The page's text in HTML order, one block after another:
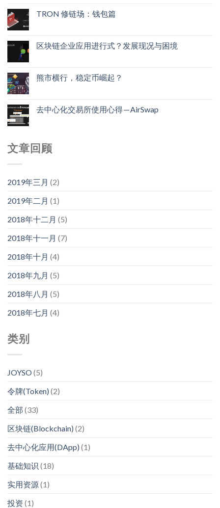
TRON 修链场：钱包篇
区块链企业应用进行式？发展现况与困境
熊市横行，稳定币崛起？
去中心化交易所使用心得 — AirSwap
文章回顾
2019年三月 (2)
2019年二月 (1)
2018年十二月 (5)
2018年十一月 (7)
2018年十月 (4)
2018年九月 (5)
2018年八月 (5)
2018年七月 (4)
类别
JOYSO(5)
令牌(Token) (2)
全部 (33)
区块链(Blockchain) (2)
去中心化应用(DApp) (1)
基础知识 (18)
实用资源(1)
投资 (1)